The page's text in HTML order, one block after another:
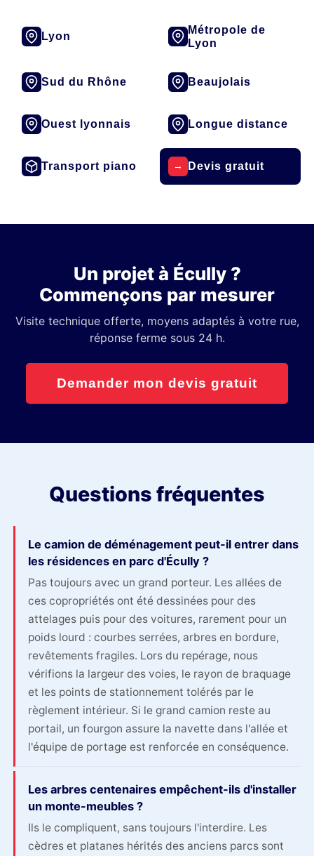
Lyon
Métropole de
Lyon
Sud du Rhône Beaujolais
Ouest lyonnais Longue distance
Transport piano → Devis gratuit
Un projet à Écully ?
Commençons par mesurer
Visite technique offerte, moyens adaptés à votre rue,
réponse ferme sous 24 h.
Demander mon devis gratuit
Questions fréquentes
Le camion de déménagement peut-il entrer dans
les résidences en parc d'Écully ?
Pas toujours avec un grand porteur. Les allées de
ces copropriétés ont été dessinées pour des
attelages puis pour des voitures, rarement pour un
poids lourd : courbes serrées, arbres en bordure,
revêtements fragiles. Lors du repérage, nous
vérifions la largeur des voies, le rayon de braquage
et les points de stationnement tolérés par le
règlement intérieur. Si le grand camion reste au
portail, un fourgon assure la navette dans l'allée et
l'équipe de portage est renforcée en conséquence.
Les arbres centenaires empêchent-ils d'installer
un monte-meubles ?
Ils le compliquent, sans toujours l'interdire. Les
cèdres et platanes hérités des anciens parcs sont